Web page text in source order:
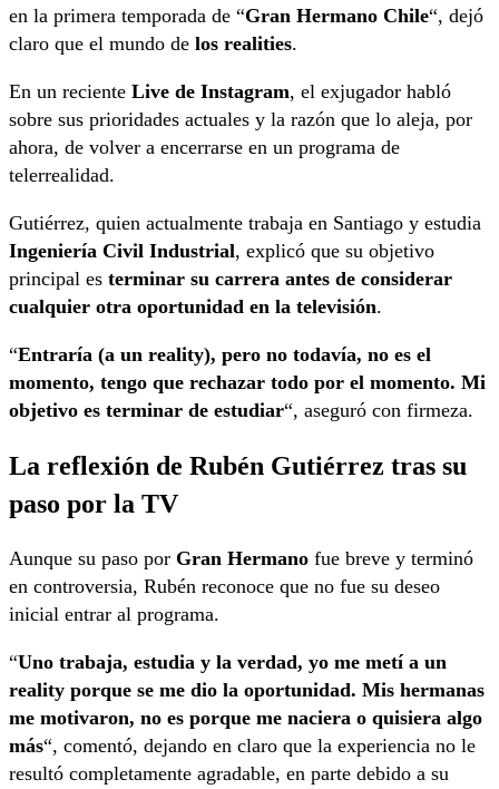
en la primera temporada de “Gran Hermano Chile“, dejó
claro que el mundo de los realities.
En un reciente Live de Instagram, el exjugador habló
sobre sus prioridades actuales y la razón que lo aleja, por
ahora, de volver a encerrarse en un programa de
telerrealidad.
Gutiérrez, quien actualmente trabaja en Santiago y estudia
Ingeniería Civil Industrial, explicó que su objetivo
principal es terminar su carrera antes de considerar
cualquier otra oportunidad en la televisión.
“Entraría (a un reality), pero no todavía, no es el
momento, tengo que rechazar todo por el momento. Mi
objetivo es terminar de estudiar“, aseguró con firmeza.
La reflexión de Rubén Gutiérrez tras su
paso por la TV
Aunque su paso por Gran Hermano fue breve y terminó
en controversia, Rubén reconoce que no fue su deseo
inicial entrar al programa.
“Uno trabaja, estudia y la verdad, yo me metí a un
reality porque se me dio la oportunidad. Mis hermanas
me motivaron, no es porque me naciera o quisiera algo
más“, comentó, dejando en claro que la experiencia no le
resultó completamente agradable, en parte debido a su